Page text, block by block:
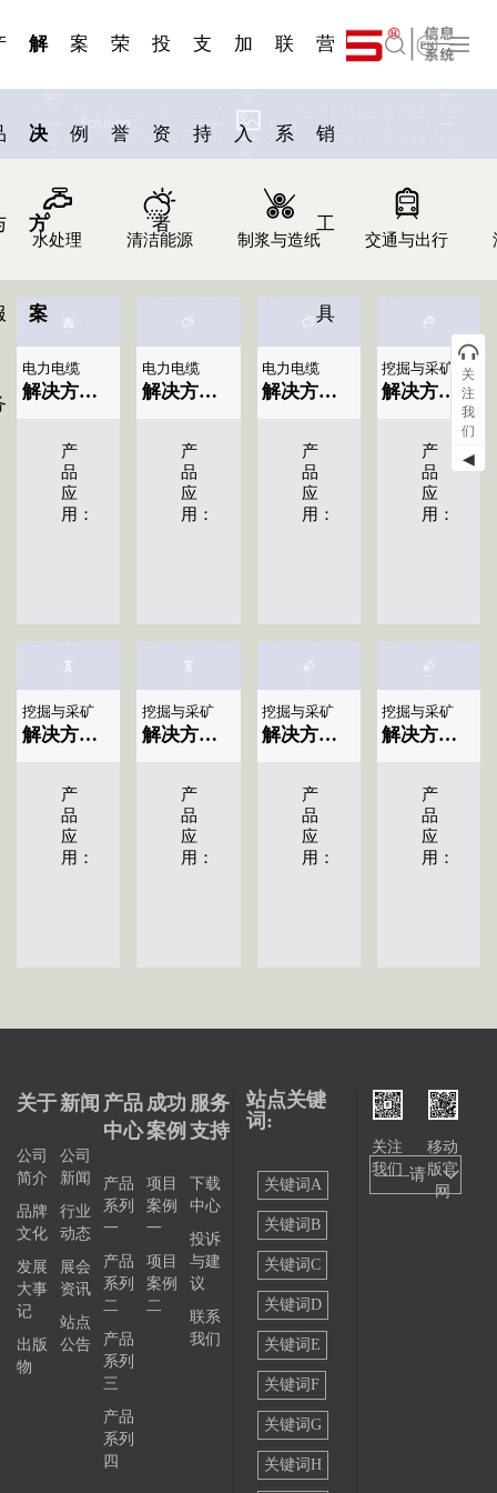
解
决
方
案
案
例
荣
誉
投
资
者
支
持
加
入
联
系
营
销
工
具
English
水处理 清洁能源 制浆与造纸 交通与出行
电力电缆
解决方案标题名称|显示09条
产
品
应
用：
电力电缆
解决方案标题名称|显示08条
产
品
应
用：
电力电缆
解决方案标题名称|显示07条
产
品
应
用：
挖掘与采矿
解决方案标题名称|显示05条
产
品
应
用：
挖掘与采矿
解决方案标题名称|显示04条
产
品
应
用：
挖掘与采矿
解决方案标题名称|显示03条
产
品
应
用：
挖掘与采矿
解决方案标题名称|显示02条
产
品
应
用：
挖掘与采矿
解决方案标题名称|显示01条
产
品
应
用：
关于
公司
简介
品牌
文化
发展
大事
记
出版
物
新闻
公司
新闻
行业
动态
展会
资讯
站点
公告
产品
中心
产品
系列
一
产品
系列
二
产品
系列
三
产品
系列
四
成功
案例
项目
案例
一
项目
案例
二
服务
支持
下载
中心
投诉
与建
议
联系
我们
站点关键
词:
关键词A
关键词B
关键词C
关键词D
关键词E
关键词F
关键词G
关键词H
关注
我们
移动
版官
网
——请
关
注
我
们
◀